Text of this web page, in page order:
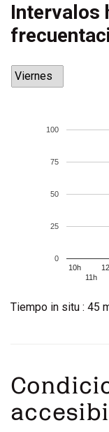
Intervalos
Viernes
10h
11h
0
25
50
75
100
Tiempo in situ : 45